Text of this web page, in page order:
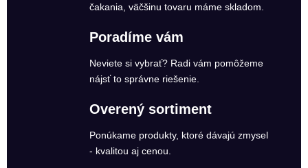
čakania, väčšinu tovaru máme skladom.
Poradíme vám
Neviete si vybrať? Radi vám pomôžeme
nájsť to správne riešenie.
Overený sortiment
Ponúkame produkty, ktoré dávajú zmysel
- kvalitou aj cenou.